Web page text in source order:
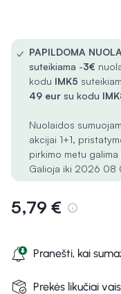
✓ PAPILDOMA
suteikiama -3€
kodu IMK5
49 eur su kodu
Nuolaidos
akcijai 1+1,
pirkimo metu
Galioja iki 2026 08
5,79 €
Pranešti, kai
Prekės likučiai